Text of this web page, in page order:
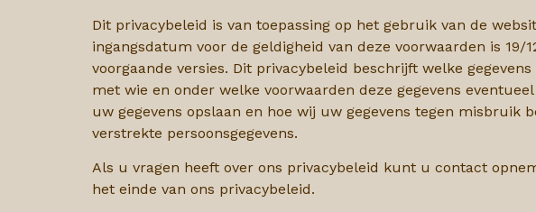
Dit privacybeleid is van toepassing op het gebruik van de
ingangsdatum voor de geldigheid van deze voorwaarden is 19/
voorgaande versies. Dit privacybeleid beschrijft welke
met wie en onder welke voorwaarden deze gegevens
uw gegevens opslaan en hoe wij uw gegevens tegen
verstrekte persoonsgegevens.
Als u vragen heeft over ons privacybeleid kunt u contact
het einde van ons privacybeleid.